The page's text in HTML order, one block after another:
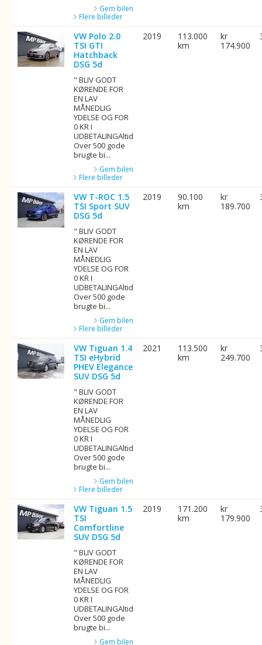
Gem bilen
Flere billeder
VW Polo 2.0
TSI GTI
Hatchback
DSG 5d
" BLIV GODT
KØRENDE FOR
EN LAV
MÅNEDLIG
YDELSE OG FOR
0 KR I
UDBETALINGAltid
Over 500 gode
brugte bi...
Gem bilen
Flere billeder
2019
113.000
km
kr
174.900
VW T-ROC 1.5
TSI Sport SUV
DSG 5d
" BLIV GODT
KØRENDE FOR
EN LAV
MÅNEDLIG
YDELSE OG FOR
0 KR I
UDBETALINGAltid
Over 500 gode
brugte bi...
Gem bilen
Flere billeder
2019
90.100
km
kr
189.700
VW Tiguan 1.4
TSI eHybrid
PHEV Elegance
SUV DSG 5d
" BLIV GODT
KØRENDE FOR
EN LAV
MÅNEDLIG
YDELSE OG FOR
0 KR I
UDBETALINGAltid
Over 500 gode
brugte bi...
Gem bilen
Flere billeder
2021
113.500
km
kr
249.700
VW Tiguan 1.5
TSI
Comfortline
SUV DSG 5d
" BLIV GODT
KØRENDE FOR
EN LAV
MÅNEDLIG
YDELSE OG FOR
0 KR I
UDBETALINGAltid
Over 500 gode
brugte bi...
Gem bilen
2019
171.200
km
kr
179.900